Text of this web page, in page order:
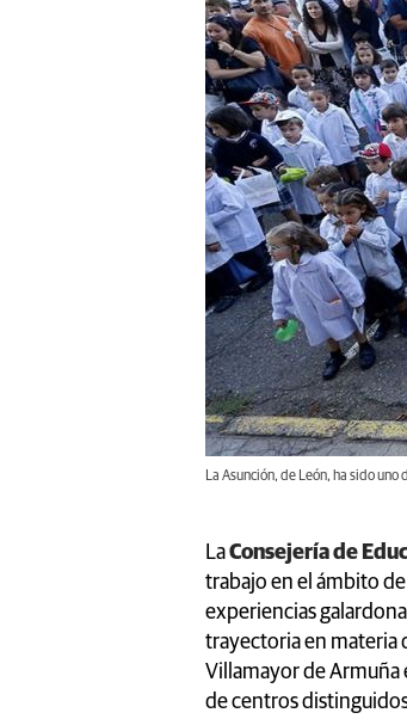
La Asunción, de León, ha sido uno
LaConsejería de
trabajo en el ámbito
experiencias
trayectoria en materia
Villamayor de Armuña
de centros